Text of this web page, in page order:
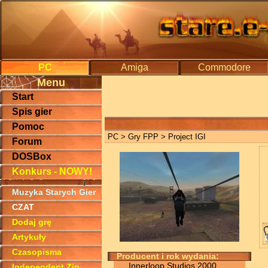
PC Amiga Commodore
Menu
Start
Spis gier
Pomoc
Forum
DOSBox
Konkurs - NOWY!
Muzyka Starych Gier
CZAT
Dodaj grę
Artykuły
Czasopisma
PC > Gry FPP > Project IGI
Producent i rok wydania:
Innerloop Studios 2000